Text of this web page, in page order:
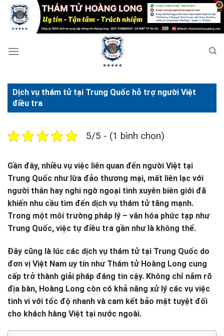
qua
Dịch vụ thám tử tại Trung Quốc hỗ trợ người Việt
điều tra
5/5 - (1 bình chọn)
Gần đây, nhiều vụ việc liên quan đến người Việt tại
Trung Quốc như lừa đảo thương mại, mất liên lạc với
người thân hay nghi ngờ ngoại tình xuyên biên giới đã
khiến nhu cầu tìm đến dịch vụ thám tử tăng mạnh.
Trong một môi trường pháp lý – văn hóa phức tạp như
Trung Quốc, việc tự điều tra gần như là không thể.
Đây cũng là lúc các dịch vụ thám tử tại Trung Quốc do
đơn vị Việt Nam uy tín như Thám tử Hoàng Long cung
cấp trở thành giải pháp đáng tin cậy. Không chỉ nắm rõ
địa bàn, Hoàng Long còn có khả năng xử lý các vụ việc
tinh vi với tốc độ nhanh và cam kết bảo mật tuyệt đối
cho khách hàng Việt tại nước ngoài.